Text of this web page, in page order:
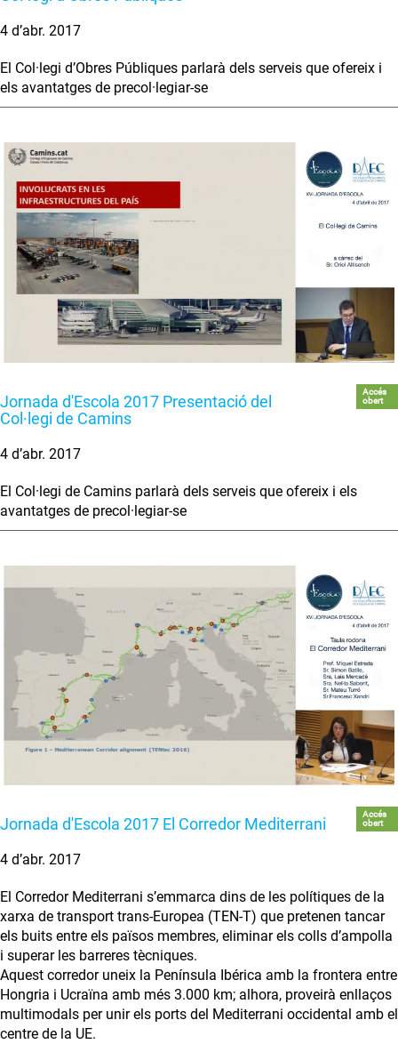
4 d’abr. 2017
El Col·legi d’Obres Públiques parlarà dels serveis que ofereix i
els avantatges de precol·legiar-se
Jornada d'Escola 2017 Presentació del
Col·legi de Camins
Accés
obert
4 d’abr. 2017
El Col·legi de Camins parlarà dels serveis que ofereix i els
avantatges de precol·legiar-se
Jornada d'Escola 2017 El Corredor Mediterrani
Accés
obert
4 d’abr. 2017
El Corredor Mediterrani s’emmarca dins de les polítiques de la
xarxa de transport trans-Europea (TEN-T) que pretenen tancar
els buits entre els països membres, eliminar els colls d’ampolla
i superar les barreres tècniques.
Aquest corredor uneix la Península Ibérica amb la frontera entre
Hongria i Ucraïna amb més 3.000 km; alhora, proveirà enllaços
multimodals per unir els ports del Mediterrani occidental amb el
centre de la UE.